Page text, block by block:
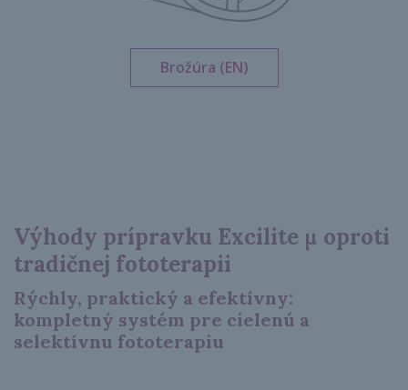
Brožúra (EN)
Výhody prípravku Excilite μ oproti
tradičnej fototerapii
Rýchly, praktický a efektívny:
kompletný systém pre cielenú a
selektívnu fototerapiu